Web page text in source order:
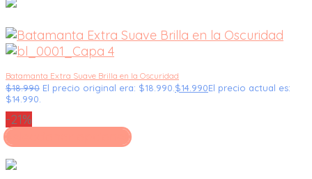
Batamanta Extra Suave Brilla en la Oscuridad
$18.990 El precio original era: $18.990. $14.990El precio actual es:
$14.990.
-21%
Seleccionar opciones